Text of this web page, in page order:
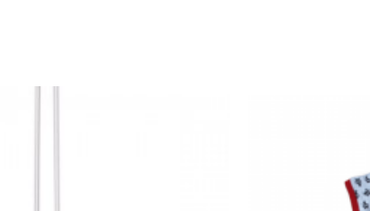
planlanmaktadır.Sahip olduğumuz PLM,
ulaştırmaktayız. 2021 yılı itibariyle Almanya,
için çalışmalarımız sürmektedir. Hedefimiz 2023